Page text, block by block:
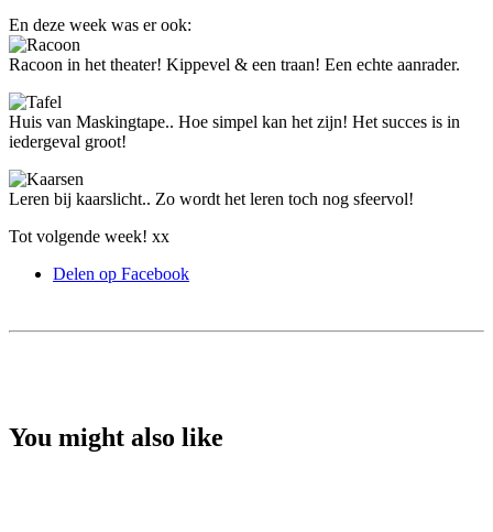
En deze week was er ook:
Racoon in het theater! Kippevel & een traan! Een echte aanrader.
Huis van Maskingtape.. Hoe simpel kan het zijn! Het succes is in
iedergeval groot!
Leren bij kaarslicht.. Zo wordt het leren toch nog sfeervol!
Tot volgende week! xx
Delen op Facebook
You might also like